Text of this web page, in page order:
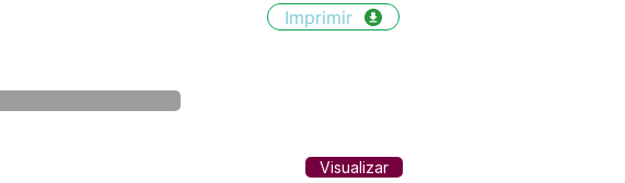
Imprimir
Visualizar